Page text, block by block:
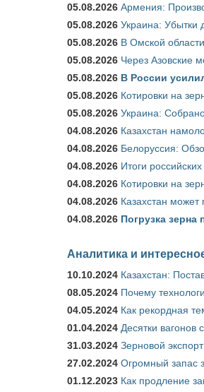
05.08.2026 Армения:
05.08.2026 Украина: Убытки
05.08.2026 В Омской
05.08.2026 Через Азовские
05.08.2026 В России
05.08.2026 Котировки на
05.08.2026 Украина:
04.08.2026 Казахстан
04.08.2026 Белоруссия:
04.08.2026 Итоги
04.08.2026 Котировки на
04.08.2026 Казахстан может
04.08.2026 Погрузка
Аналитика и
10.10.2024 Казахстан:
08.05.2024 Почему
04.05.2024 Как рекордная
01.04.2024 Десятки вагонов
31.03.2024 Зерновой
27.02.2024 Огромный запас
01.12.2023 Как продление